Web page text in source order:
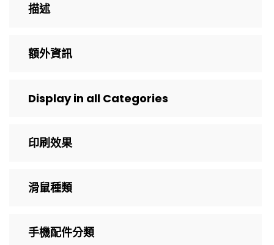
描述
額外資訊
Display in all Categories
印刷效果
滑鼠種類
手機配件分類